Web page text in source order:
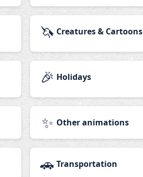
🦄 Creatures & Cartoons
🎉 Holidays
✨ Other animations
🚗 Transportation